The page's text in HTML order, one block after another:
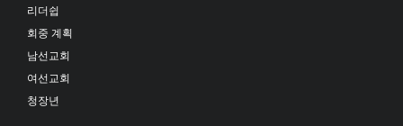
리더쉽
회중 계획
남선교회
여선교회
청장년